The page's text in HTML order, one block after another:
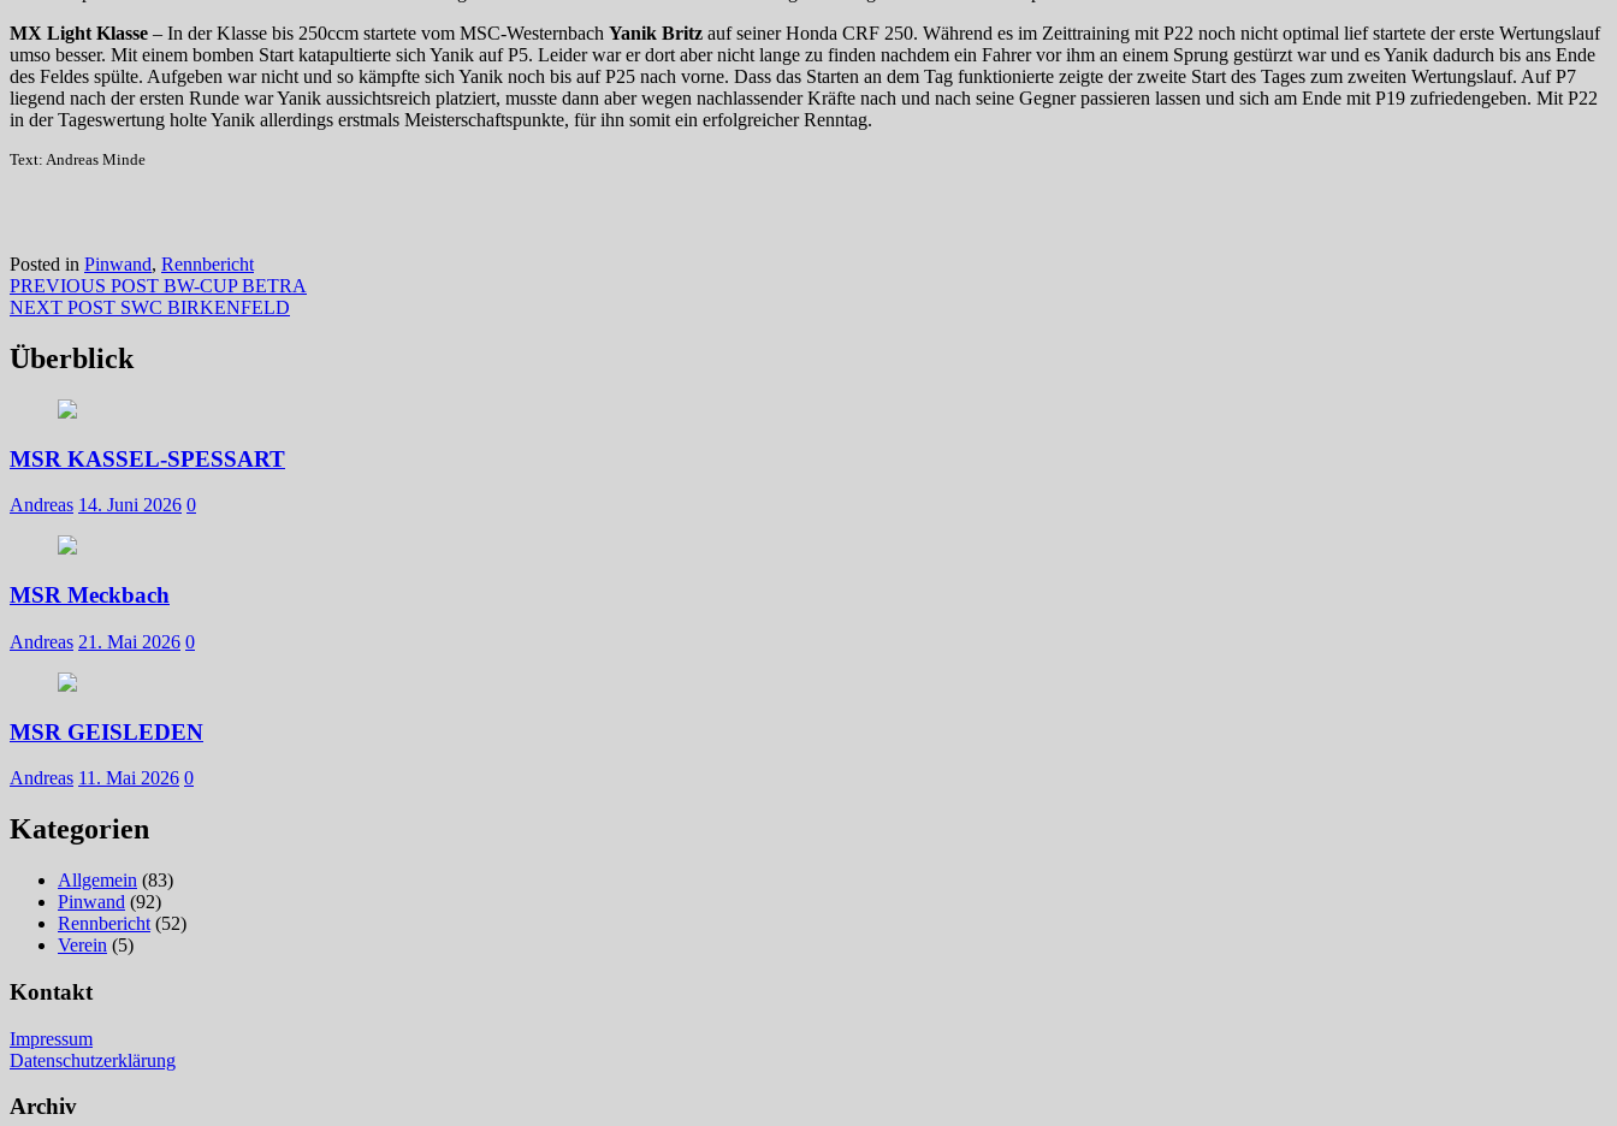
MX Light Klasse – In der Klasse bis 250ccm startete vom MSC-Westernbach Yanik Britz auf seiner Honda CRF 250. Während es im Zeittraining mit P22 noch nicht optimal lief startete der erste Wertungslauf
umso besser. Mit einem bomben Start katapultierte sich Yanik auf P5. Leider war er dort aber nicht lange zu finden nachdem ein Fahrer vor ihm an einem Sprung gestürzt war und es Yanik dadurch bis ans Ende
des Feldes spülte. Aufgeben war nicht und so kämpfte sich Yanik noch bis auf P25 nach vorne. Dass das Starten an dem Tag funktionierte zeigte der zweite Start des Tages zum zweiten Wertungslauf. Auf P7
liegend nach der ersten Runde war Yanik aussichtsreich platziert, musste dann aber wegen nachlassender Kräfte nach und nach seine Gegner passieren lassen und sich am Ende mit P19 zufriedengeben. Mit P22
in der Tageswertung holte Yanik allerdings erstmals Meisterschaftspunkte, für ihn somit ein erfolgreicher Renntag.
Text: Andreas Minde
Posted in Pinwand, Rennbericht
Beitragsnavigation
PREVIOUS POST Previous
post:
BW-CUP BETRA
NEXT POST Next
SWC BIRKENFELD
Überblick
MSR KASSEL-SPESSART
Andreas 14. Juni 2026 0
MSR Meckbach
Andreas 21. Mai 2026 0
MSR GEISLEDEN
Andreas 11. Mai 2026 0
Kategorien
Allgemein (83)
Pinwand (92)
Rennbericht (52)
Verein (5)
Kontakt
Impressum
Datenschutzerklärung
Archiv